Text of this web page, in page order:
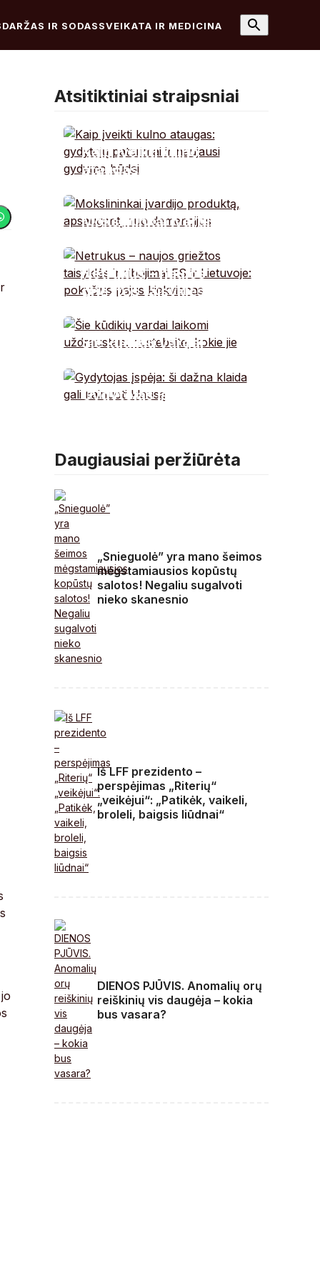
DARŽAS IR SODASSVEIKATA IR MEDICINA
Atsitiktiniai straipsniai
Kaip įveikti kulno
ataugas: gydytojų
gydymo būdai
Mokslininkai įvardijo
nuo demencijos
Netrukus – naujos
griežtos taisyklės ir
Lietuvoje: pokyčius
pajus kiekvienas
Šie kūdikių vardai
nustebsite, kokie jie
Gydytojas įspėja: ši
Daugiausiai peržiūrėta
„Snieguolė” yra mano šeimos
mėgstamiausios kopūstų
salotos! Negaliu sugalvoti
nieko skanesnio
Iš LFF prezidento –
perspėjimas „Riterių“
„veikėjui“: „Patikėk, vaikeli,
broleli, baigsis liūdnai“
DIENOS PJŪVIS. Anomalių orų
reiškinių vis daugėja – kokia
bus vasara?